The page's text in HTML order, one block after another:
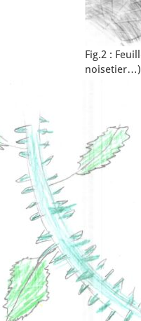
Fig.2 :
noisetier…)